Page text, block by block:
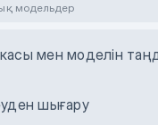
модельдер
шығару